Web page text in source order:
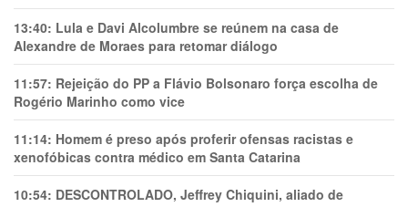
13:40: Lula e Davi Alcolumbre se reúnem na casa de
Alexandre de Moraes para retomar diálogo
11:57: Rejeição do PP a Flávio Bolsonaro força escolha de
Rogério Marinho como vice
11:14: Homem é preso após proferir ofensas racistas e
xenofóbicas contra médico em Santa Catarina
10:54: DESCONTROLADO, Jeffrey Chiquini, aliado de